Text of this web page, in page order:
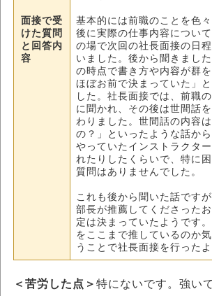
面接で受
けた質問
と回答内
容
基本的には前職のことを色
後に実際の仕事内容につい
の場で次回の社長面接の日
いました。後から聞きまし
の時点で書き方や内容が群を
ほぼお前で決まっていた」
した。社長面接では、前職
に聞かれ、その後は世間話
わりました。世間話の内容
の？」といったような話か
やっていたインストラクタ
れたりしたくらいで、特に
質問はありませんでした。
これも後から聞いた話です
部長が推薦してくださった
定は決まっていたようです
をここまで推しているのか
うことで社長面接を行ったよ
＜苦労した点＞ 特にないです。強い